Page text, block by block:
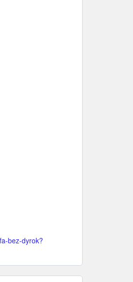
bez-dyrok?